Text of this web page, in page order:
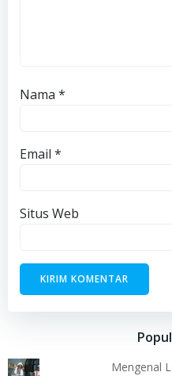
Nama *
Email *
Situs Web
Mengenal